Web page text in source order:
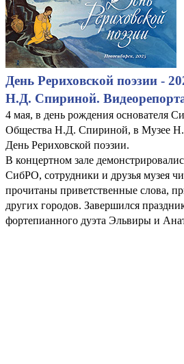
День Рериховской поэзии -
Н.Д. Спириной.
4 мая, в день рождения основателя
Общества Н.Д. Спириной, в Музее
День Рериховской поэзии.
В концертном зале
СибРО, сотрудники и друзья музея
прочитаны приветственные слова,
других городов. Завершился
фортепианного дуэта Эльвиры и